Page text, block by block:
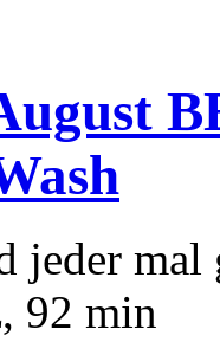
jeder mal
92 min